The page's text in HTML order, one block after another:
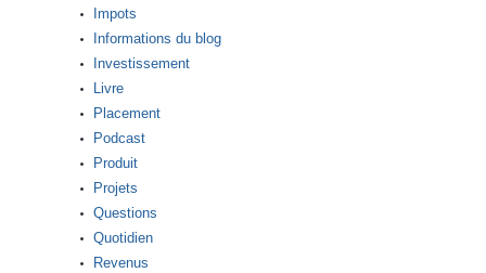
Impots
Informations du blog
Investissement
Livre
Placement
Podcast
Produit
Projets
Questions
Quotidien
Revenus